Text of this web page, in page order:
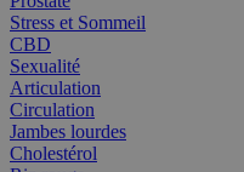
Stress et Sommeil
CBD
Sexualité
Articulation
Circulation
Jambes lourdes
Cholestérol